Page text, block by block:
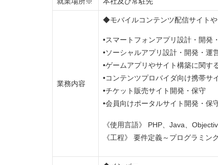
業務内容
◆モバイルコンテンツ配信サイト
•スマートフォンアプリ設計・開発
•ソーシャルアプリ設計・開発・運
•ゲームアプリやサイト構築に関す
•コンテンツプロバイダ向け携帯サ
•チケット販売サイト開発・保守
•会員向けポータルサイト開発・保
《使用言語》 PHP、Java、
《工程》 要件定義～プログラミン